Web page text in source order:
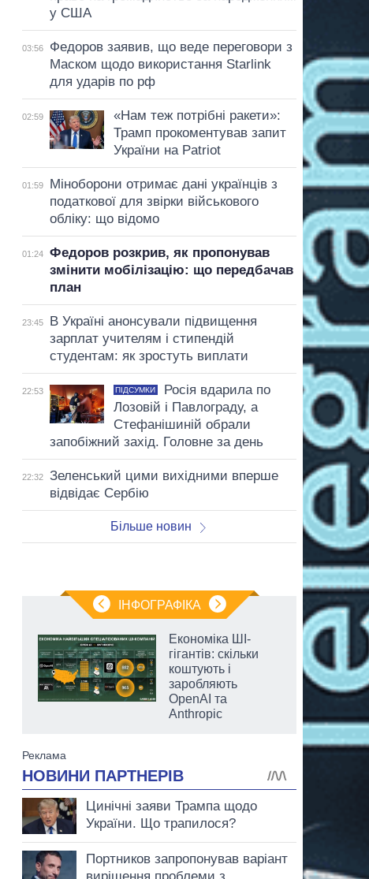
у США
03:56
Федоров заявив, що веде переговори з
Маском щодо використання Starlink
для ударів по рф
02:59
«Нам теж потрібні ракети»:
Трамп прокоментував запит
України на Patriot
01:59
Міноборони отримає дані українців з
податкової для звірки військового
обліку: що відомо
01:24
Федоров розкрив, як пропонував
змінити мобілізацію: що передбачав
план
23:45
В Україні анонсували підвищення
зарплат учителям і стипендій
студентам: як зростуть виплати
22:53 ПІДСУМКИ
Росія вдарила по
Лозовій і Павлограду, а
Стефанішиній обрали
запобіжний захід. Головне за день
22:32
Зеленський цими вихідними вперше
відвідає Сербію
Більше новин
ІНФОГРАФІКА
Економіка ШІ-
гігантів: скільки
коштують і
заробляють
OpenAI та
Anthropic